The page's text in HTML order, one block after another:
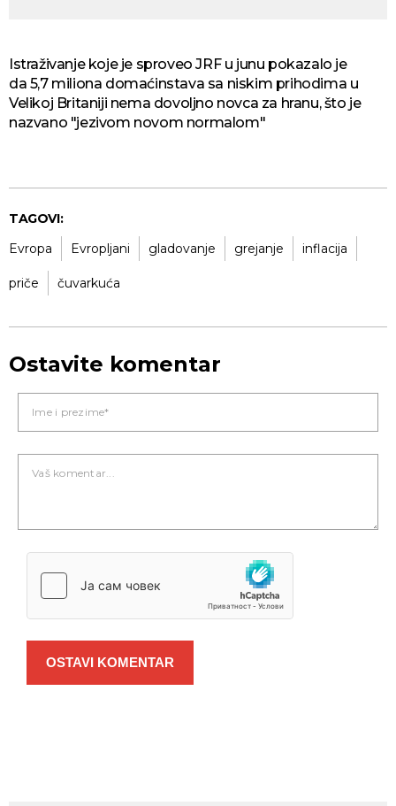
Istraživanje koje je sproveo JRF u junu pokazalo je
da 5,7 miliona domaćinstava sa niskim prihodima u
Velikoj Britaniji nema dovoljno novca za hranu, što je
nazvano "jezivom novom normalom"
TAGOVI:
Evropa
Evropljani gladovanje grejanje inflacija
priče čuvarkuća
Ostavite komentar
OSTAVI KOMENTAR